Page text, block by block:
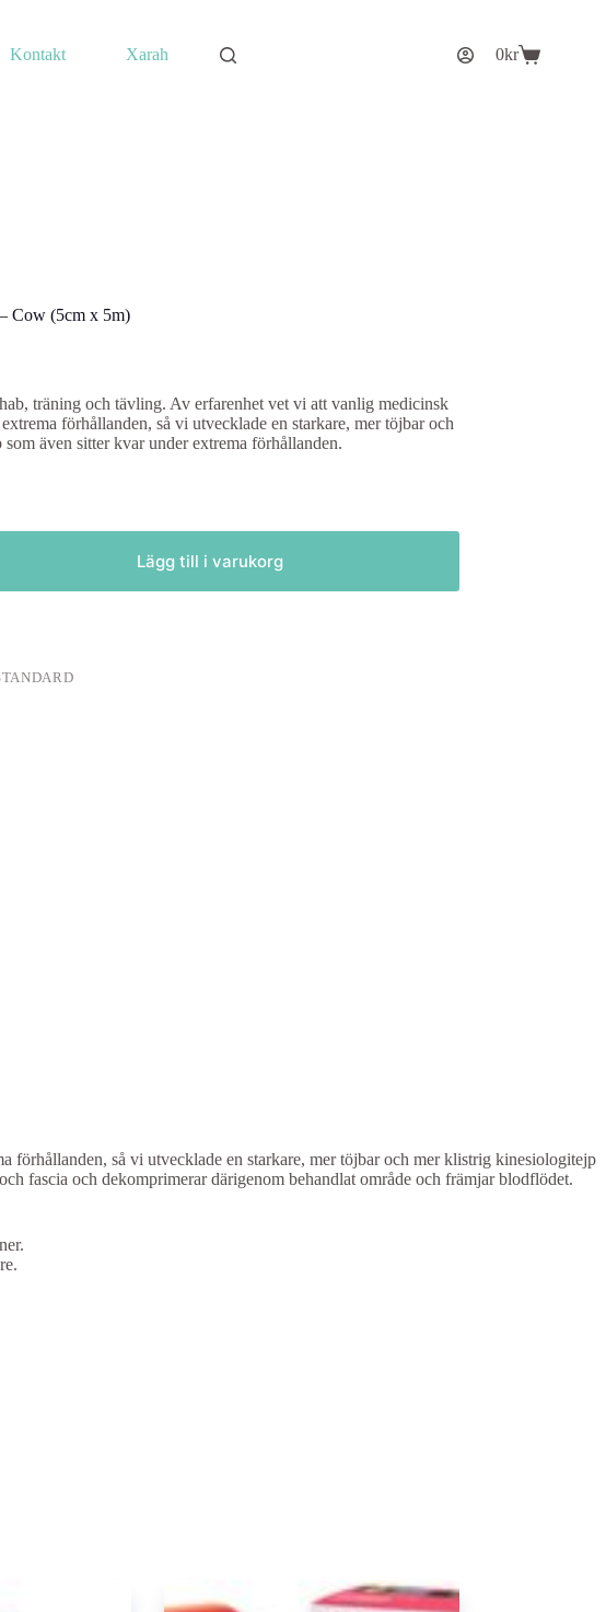
Kontakt Xarah Varukorg
0kr
Cow (5cm x 5m)
träning och tävling. Av erfarenhet vet vi att vanlig medicinsk
förhållanden, så vi utvecklade en starkare, mer töjbar och
även sitter kvar under extrema förhållanden.
Lägg till i varukorg
förhållanden, så vi utvecklade en starkare, mer töjbar och mer klistrig kinesiologitejp
fascia och dekomprimerar därigenom behandlat område och främjar blodflödet.